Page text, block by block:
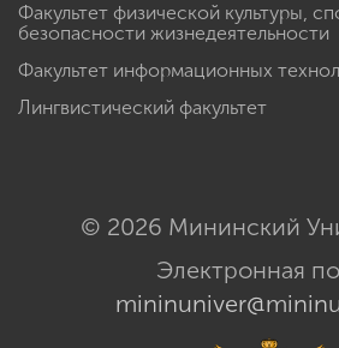
Факультет физической культуры,
безопасности жизнедеятельности
Факультет информационных
Лингвистический факультет
© 2026 Мининский
Электронная